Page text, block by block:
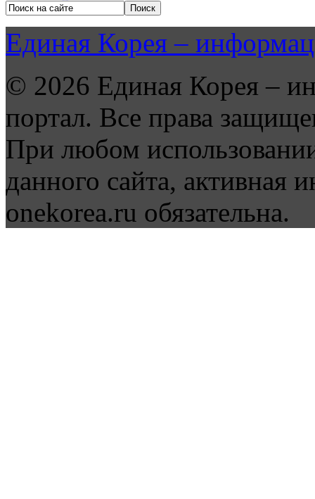
Единая Корея –
© 2026 Единая Корея –
портал. Все права
При любом
данного сайта, активная
onekorea.ru обязательна.